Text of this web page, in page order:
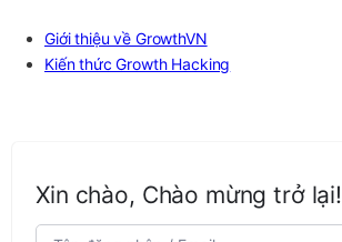
Giới thiệu về GrowthVN
Kiến thức Growth Hacking
Xin chào, Chào mừng trở lại!